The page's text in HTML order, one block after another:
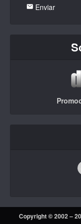
Enviar
Copyright © 2002 –